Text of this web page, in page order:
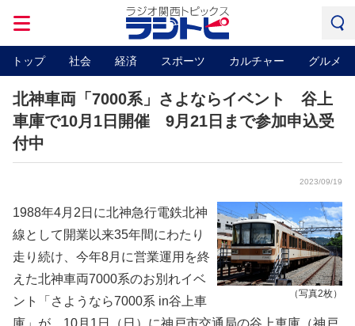
トップ 社会 経済 スポーツ カルチャー グルメ
北神車両「7000系」さよならイベント 谷上
車庫で10月1日開催 9月21日まで参加申込受
付中
2023/09/19
（写真2枚）
1988年4月2日に北神急行電鉄北神
線として開業以来35年間にわたり
走り続け、今年8月に営業運用を終
えた北神車両7000系のお別れイベ
ント「さようなら7000系 in谷上車